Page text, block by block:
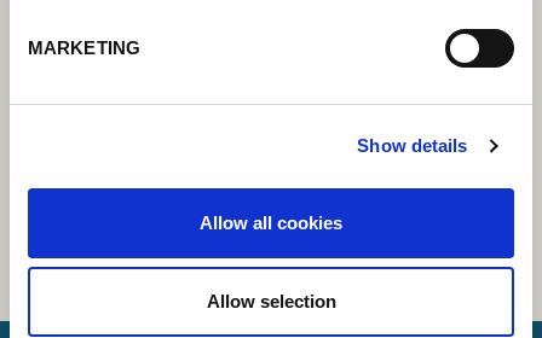
MARKETING
Show details
Allow all cookies
Allow selection